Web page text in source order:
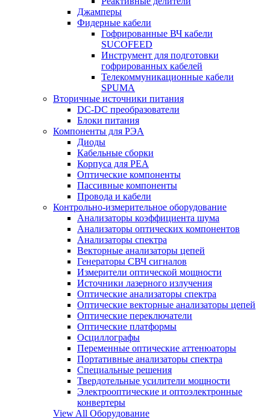
Джамперы
Фидерные кабели
Гофрированные ВЧ кабели
SUCOFEED
Инструмент для подготовки
гофрированных кабелей
Телекоммуникационные кабели
SPUMA
Вторичные источники питания
DC-DC преобразователи
Блоки питания
Компоненты для РЭА
Диоды
Кабельные сборки
Корпуса для РЕА
Оптические компоненты
Пассивные компоненты
Провода и кабели
Контрольно-измерительное оборудование
Анализаторы коэффициента шума
Анализаторы оптических компонентов
Анализаторы спектра
Векторные анализаторы цепей
Генераторы СВЧ сигналов
Измерители оптической мощности
Источники лазерного излучения
Оптические анализаторы спектра
Оптические векторные анализаторы цепей
Оптические переключатели
Оптические платформы
Осциллографы
Переменные оптические аттенюаторы
Портативные анализаторы спектра
Специальные решения
Твердотельные усилители мощности
Электрооптические и оптоэлектронные
конвертеры
View All Оборудование